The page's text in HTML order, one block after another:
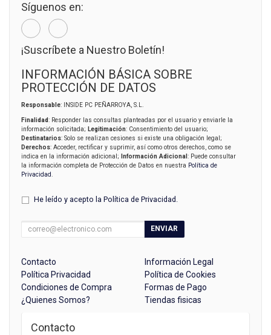
Síguenos en:
¡Suscríbete a Nuestro Boletín!
INFORMACIÓN BÁSICA SOBRE
PROTECCIÓN DE DATOS
Responsable: INSIDE PC PEÑARROYA, S.L.
Finalidad: Responder las consultas planteadas por el usuario y enviarle la
información solicitada; Legitimación: Consentimiento del usuario;
Destinatarios: Solo se realizan cesiones si existe una obligación legal;
Derechos: Acceder, rectificar y suprimir, así como otros derechos, como se
indica en la información adicional;
Información Adicional : Puede consultar
la información completa de Protección de Datos en nuestra Política de
Privacidad.
He leído y acepto la Política de Privacidad .
ENVIAR
Contacto
Información Legal
Política Privacidad
Política de Cookies
Condiciones de Compra
Formas de Pago
¿Quienes Somos?
Tiendas fisicas
Contacto